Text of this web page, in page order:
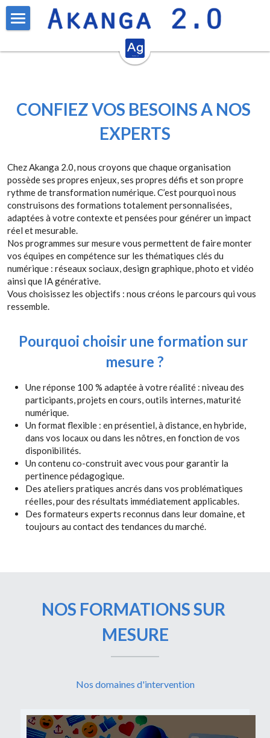
Formations inter-entreprises
Réseaux sociaux niveau avancé
Photographie sur smartphone
IA Générative
Formations sur mesure
Contact
Rechercher
CONFIEZ VOS BESOINS A NOS
EXPERTS
Chez Akanga 2.0, nous croyons que chaque organisation
possède ses propres enjeux, ses propres défis et son propre
rythme de transformation numérique. C’est pourquoi nous
construisons des formations totalement personnalisées,
adaptées à votre contexte et pensées pour générer un impact
réel et mesurable.
Nos programmes sur mesure vous permettent de faire monter
vos équipes en compétence sur les thématiques clés du
numérique : réseaux sociaux, design graphique, photo et vidéo
ainsi que IA générative.
Vous choisissez les objectifs : nous créons le parcours qui vous
ressemble.
Pourquoi choisir une formation sur
mesure ?
Une réponse 100 % adaptée à votre réalité : niveau des
participants, projets en cours, outils internes, maturité
numérique.
Un format flexible : en présentiel, à distance, en hybride,
dans vos locaux ou dans les nôtres, en fonction de vos
disponibilités.
Un contenu co-construit avec vous pour garantir la
pertinence pédagogique.
Des ateliers pratiques ancrés dans vos problématiques
réelles, pour des résultats immédiatement applicables.
Des formateurs experts reconnus dans leur domaine, et
toujours au contact des tendances du marché.
NOS FORMATIONS SUR
MESURE
Nos domaines d'intervention